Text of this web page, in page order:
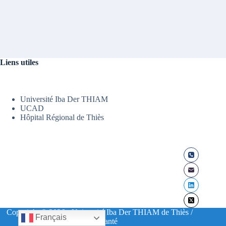
Liens utiles
Université Iba Der THIAM
UCAD
Hôpital Régional de Thiès
Copyright © 2026 - Université Iba Der THIAM de Thiès /
UFR Santé
Français